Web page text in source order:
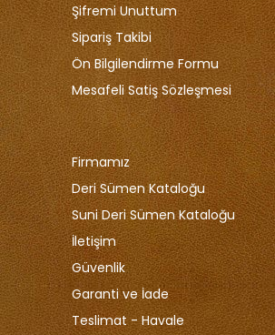
Şifremi Unuttum
Sipariş Takibi
Ön Bilgilendirme Formu
Mesafeli Satiş Sözleşmesi
Firmamız
Deri Sümen Kataloğu
Suni Deri Sümen Kataloğu
İletişim
Güvenlik
Garanti ve İade
Teslimat - Havale